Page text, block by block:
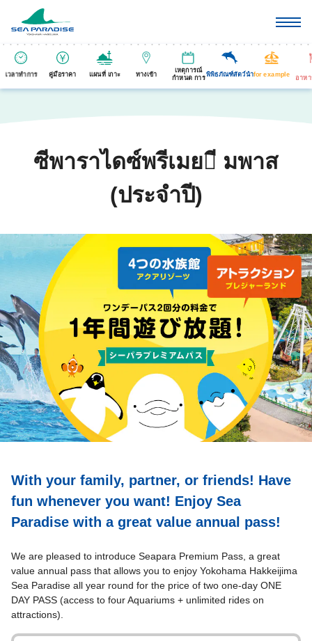
เวลาทำการ คู่มือราคา แผนที่ เกาะ ทางเข้า
เหตุการณ์
กำหนด การ
พิพิธภัณฑ์สัตว์นำfor example
อาห
ซีพาราไดซ์พรีเมย􀑷ี มพาส
(ประจำปี)
With your family, partner, or friends! Have
fun whenever you want! Enjoy Sea
Paradise with a great value annual pass!
We are pleased to introduce Seapara Premium Pass, a great
value annual pass that allows you to enjoy Yokohama Hakkeijima
Sea Paradise all year round for the price of two one-day ONE
DAY PASS (access to four Aquariums + unlimited rides on
attractions).